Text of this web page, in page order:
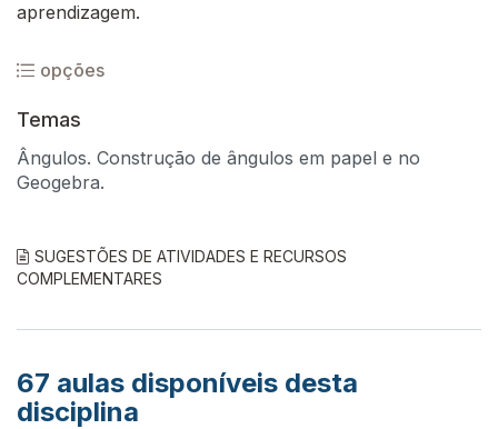
aprendizagem.
opções
Temas
Ângulos. Construção de ângulos em papel e no
Geogebra.
SUGESTÕES DE ATIVIDADES E RECURSOS
COMPLEMENTARES
67 aulas disponíveis desta
disciplina